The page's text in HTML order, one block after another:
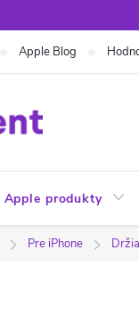
Apple Blog
Apple produkty
Pre iPhone